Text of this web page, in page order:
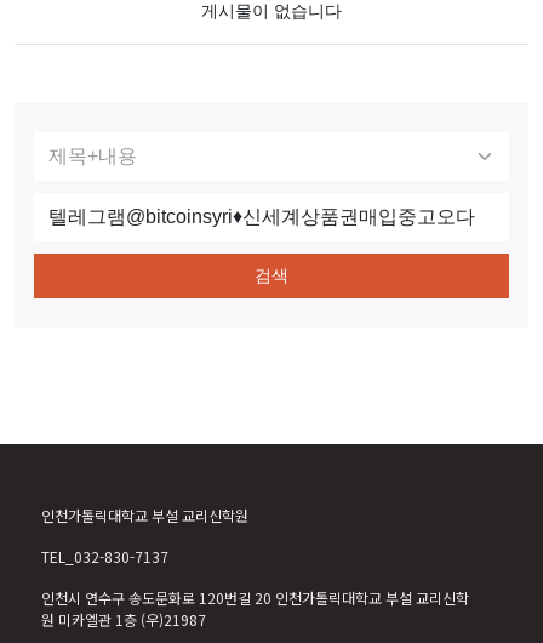
게시물이 없습니다
검색
인천가톨릭대학교 부설 교리신학원
TEL_032-830-7137
인천시 연수구 송도문화로 120번길 20 인천가톨릭대학교 부설 교리신학
원 미카엘관 1층 (우)21987